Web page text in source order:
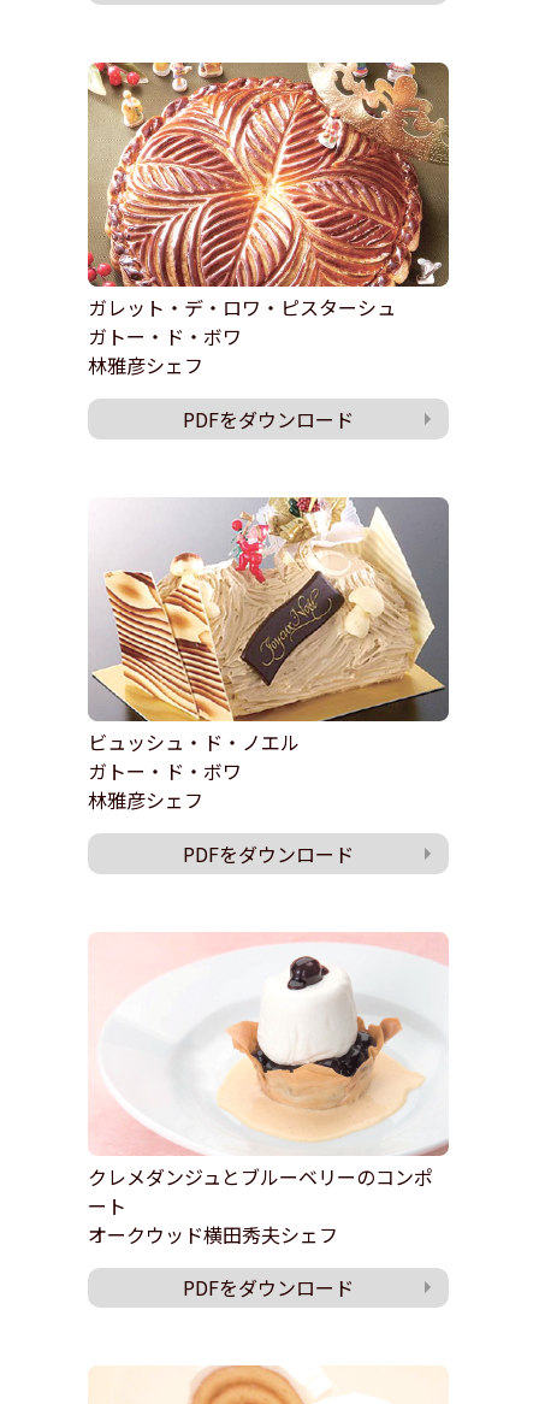
ガレット・デ・ロワ・ピスターシュ
ガトー・ド・ボワ
林雅彦シェフ
PDFをダウンロード
ビュッシュ・ド・ノエル
ガトー・ド・ボワ
林雅彦シェフ
PDFをダウンロード
クレメダンジュとブルーベリーのコンポ
ート
オークウッド横田秀夫シェフ
PDFをダウンロード